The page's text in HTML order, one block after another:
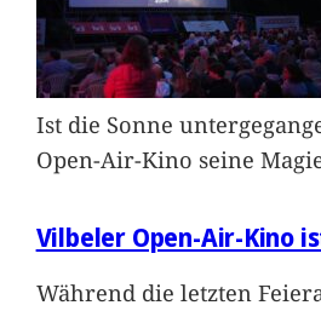
Ist die Sonne
Open-Air-Kino seine
Vilbeler Open-Air-Kino
Während die letzten